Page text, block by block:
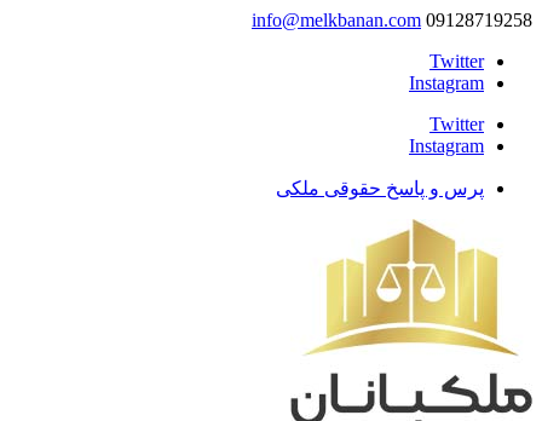
09128719258
info@melkbanan.com
Twitter
Instagram
Twitter
Instagram
پرس و پاسخ حقوقی ملکی